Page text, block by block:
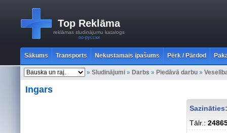
Top Reklāma
reklāmas sludinājumu katalogs
по-русски
Sākums Transports Nekustamais īpašums Pērk / Pārdod
» Sludinājumi » Darbs » Piedāvā darbu »
Ingars
Tālr.: